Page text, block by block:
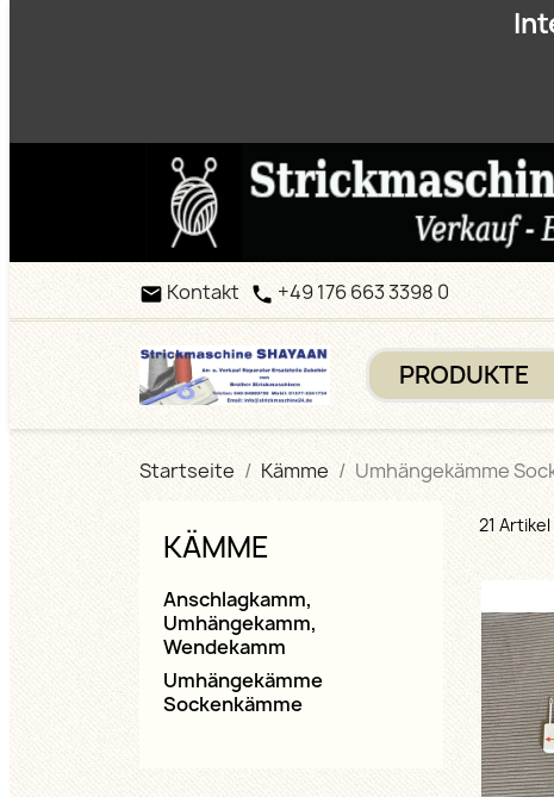
 Kontakt  +49 176 663 3398 0
PRODUKTE
Startseite Kämme Umhängekämme
KÄMME
Anschlagkamm,
Umhängekamm,
Wendekamm
Umhängekämme
Sockenkämme
21